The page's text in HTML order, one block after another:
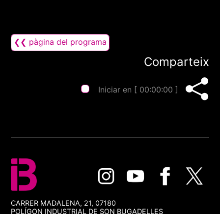
❮❮ pàgina del programa
Comparteix
Iniciar en [ 00:00:00 ]
CARRER MADALENA, 21, 07180
POLÍGON INDUSTRIAL DE SON BUGADELLES